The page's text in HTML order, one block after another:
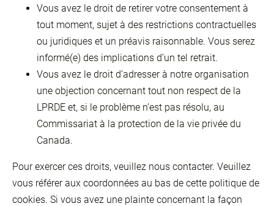
Vous avez le droit de retirer votre consentement à
tout moment, sujet à des restrictions contractuelles
ou juridiques et un préavis raisonnable. Vous serez
informé(e) des implications d’un tel retrait.
Vous avez le droit d’adresser à notre organisation
une objection concernant tout non respect de la
LPRDE et, si le problème n’est pas résolu, au
Commissariat à la protection de la vie privée du
Canada.
Pour exercer ces droits, veuillez nous contacter. Veuillez
vous référer aux coordonnées au bas de cette politique de
cookies. Si vous avez une plainte concernant la façon